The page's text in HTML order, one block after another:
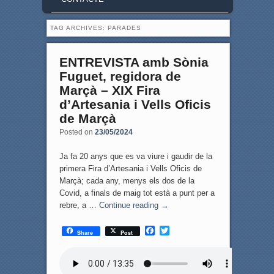
TAG ARCHIVES: PARADES
ENTREVISTA amb Sònia
Fuguet, regidora de
Marçà – XIX Fira
d’Artesania i Vells Oficis
de Marçà
Posted on 23/05/2024
Ja fa 20 anys que es va viure i gaudir de la
primera Fira d’Artesania i Vells Oficis de
Marçà; cada any, menys els dos de la
Covid, a finals de maig tot està a punt per a
rebre, a … Continue reading →
Share Post
F
T